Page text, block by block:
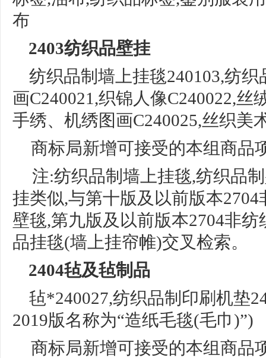
布
2403纺织品壁挂
纺织品制墙上挂毯240103,纺织
画C240021,织锦人像C240022,丝
手绣、机绣图画C240025,丝织美
商标局新增可接受的本组商品
注:纺织品制墙上挂毯,纺织品
挂类似,与第十版及以前版本2704
壁毯,第九版及以前版本2704非
品挂毯(墙上挂帘帷)交叉检索。
2404毡及毡制品
毡*240027,纺织品制印刷机垫
2019版名称为“造纸毛毯(毛巾)”)
商标局新增可接受的本组商品